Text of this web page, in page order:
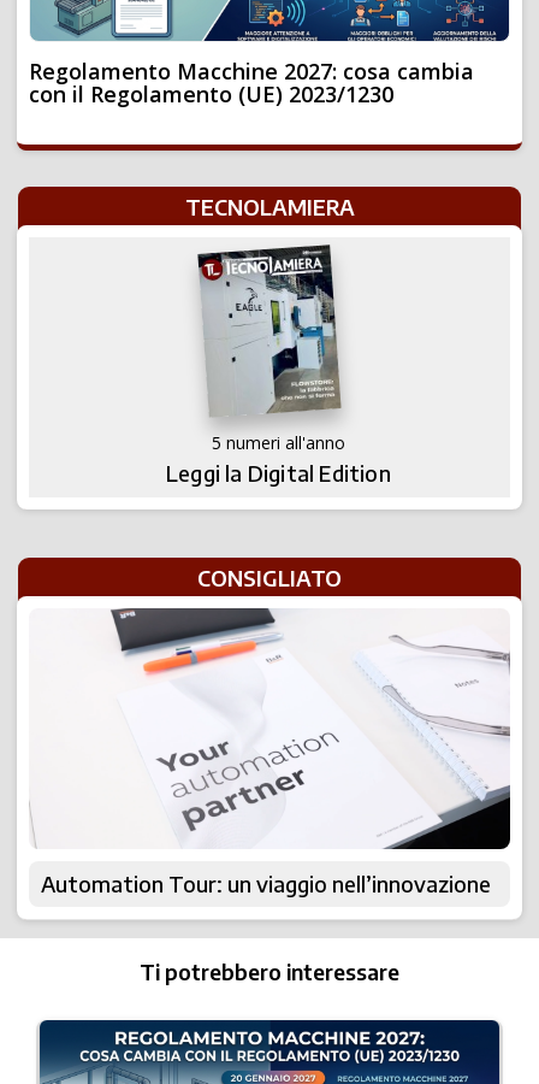
Regolamento Macchine 2027: cosa cambia
con il Regolamento (UE) 2023/1230
TECNOLAMIERA
5 numeri all'anno
Leggi la Digital Edition
CONSIGLIATO
Automation Tour: un viaggio nell’innovazione
Ti potrebbero interessare